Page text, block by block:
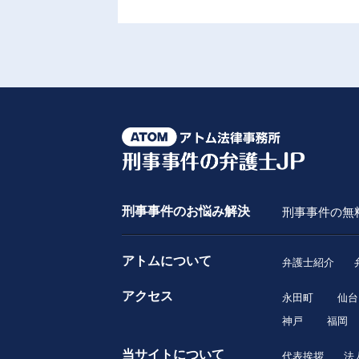
刑事事件のお悩み解決 刑事事件の無
アトムについて 弁護士紹介
アクセス 永田町
仙台
神戸
福岡
当サイトについて 代表挨拶 法